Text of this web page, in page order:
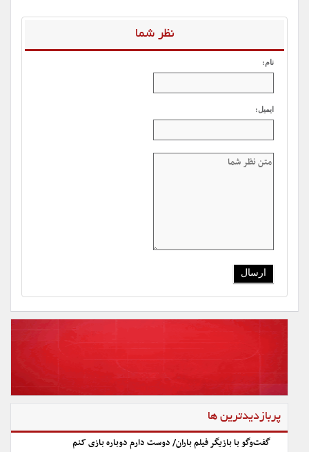
نظر شما
نام:
ایمیل:
پربازدیدترین ها
گفت‌وگو با بازیگر فیلم باران/ دوست دارم دوباره بازی کنم